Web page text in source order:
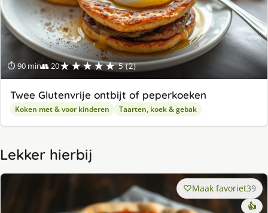
⏱ 90 min👥 20★★★★★ 5 (2)
Twee Glutenvrije ontbijt of peperkoeken
Koken met & voor kinderen Taarten, koek & gebak
Lekker hierbij
Maak favoriet39
👍